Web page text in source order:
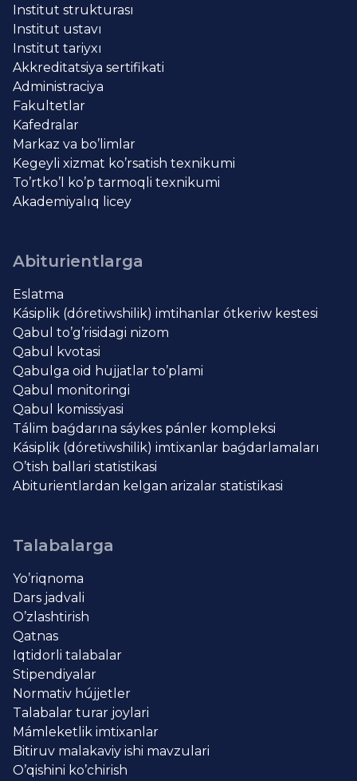
Institut strukturası
Institut ustavı
Institut tariyxı
Akkreditatsiya sertifikati
Administraciya
Fakultetlar
Kafedralar
Markaz va bo’limlar
Kegeyli xizmat ko’rsatish texnikumi
To’rtko’l ko’p tarmoqli texnikumi
Akademiyalıq licey
Abiturientlarga
Eslatma
Kásiplik (dóretiwshilik) imtihanlar ótkeriw kestesi
Qabul to’g’risidagi nizom
Qabul kvotasi
Qabulga oid hujjatlar to’plami
Qabul monitoringi
Qabul komissiyasi
Tálim baǵdarına sáykes pánler kompleksi
Kásiplik (dóretiwshilik) imtixanlar baǵdarlamaları
O’tish ballari statistikasi
Abiturientlardan kelgan arizalar statistikasi
Talabalarga
Yo’riqnoma
Dars jadvali
O’zlashtirish
Qatnas
Iqtidorli talabalar
Stipendiyalar
Normativ hújjetler
Talabalar turar joylari
Mámleketlik imtixanlar
Bitiruv malakaviy ishi mavzulari
O’qishini ko’chirish